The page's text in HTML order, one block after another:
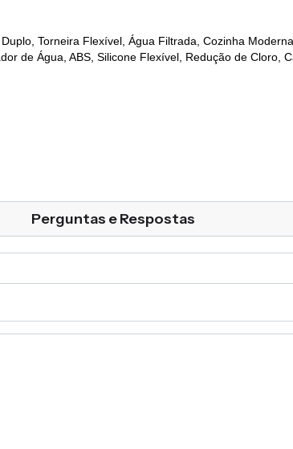
Torneira Flexível, Água Filtrada, Cozinha
de Água, ABS, Silicone Flexível, Redução de Cloro,
Perguntas e Respostas